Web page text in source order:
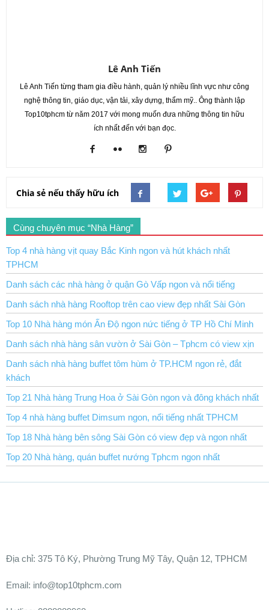
Lê Anh Tiến
Lê Anh Tiến từng tham gia điều hành, quản lý nhiều lĩnh vực như công
nghệ thông tin, giáo dục, vận tải, xây dựng, thẩm mỹ.. Ông thành lập
Top10tphcm từ năm 2017 với mong muốn đưa những thông tin hữu
ích nhất đến với bạn đọc.
Chia sẻ nếu thấy hữu ích
Cùng chuyên mục “Nhà Hàng”
Top 4 nhà hàng vịt quay Bắc Kinh ngon và hút khách nhất
TPHCM
Danh sách các nhà hàng ở quận Gò Vấp ngon và nổi tiếng
Danh sách nhà hàng Rooftop trên cao view đẹp nhất Sài Gòn
Top 10 Nhà hàng món Ấn Độ ngon nức tiếng ở TP Hồ Chí Minh
Danh sách nhà hàng sân vườn ở Sài Gòn – Tphcm có view xịn
Danh sách nhà hàng buffet tôm hùm ở TP.HCM ngon rẻ, đắt
khách
Top 21 Nhà hàng Trung Hoa ở Sài Gòn ngon và đông khách nhất
Top 4 nhà hàng buffet Dimsum ngon, nổi tiếng nhất TPHCM
Top 18 Nhà hàng bên sông Sài Gòn có view đẹp và ngon nhất
Top 20 Nhà hàng, quán buffet nướng Tphcm ngon nhất
Ðịa chỉ: 375 Tô Ký, Phường Trung Mỹ Tây, Quận 12, TPHCM
Email: info@top10tphcm.com